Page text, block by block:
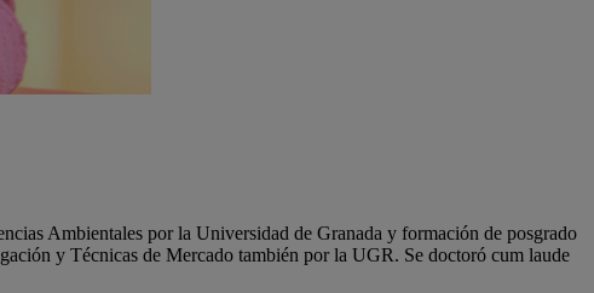
Ambientales por la Universidad de Granada y formación de posgrado
y Técnicas de Mercado también por la UGR. Se doctoró cum laude